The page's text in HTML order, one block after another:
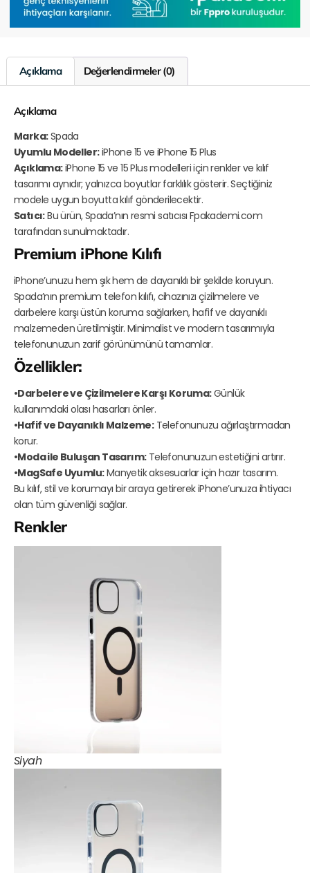
Açıklama Değerlendirmeler (0)
Açıklama
Marka:Spada
Uyumlu Modeller:iPhone 15 ve iPhone 15 Plus
Açıklama:iPhone 15 ve 15 Plus modelleri için renkler ve kılıf
tasarımı aynıdır; yalnızca boyutlar farklılık gösterir. Seçtiğiniz
modele uygun boyutta kılıf gönderilecektir.
Satıcı:Bu ürün, Spada’nın resmi satıcısı Fpakademi.com
tarafından sunulmaktadır.
Premium iPhone Kılıfı
iPhone’unuzu hem şık hem de dayanıklı bir şekilde koruyun.
Spada’nın premium telefon kılıfı, cihazınızı çizilmelere ve
darbelere karşı üstün koruma sağlarken, hafif ve dayanıklı
malzemeden üretilmiştir. Minimalist ve modern tasarımıyla
telefonunuzun zarif görünümünü tamamlar.
Özellikler:
•Darbelere ve Çizilmelere Karşı Koruma:Günlük
kullanımdaki olası hasarları önler.
•Hafif ve Dayanıklı Malzeme:Telefonunuzu ağırlaştırmadan
korur.
•Moda ile Buluşan Tasarım:Telefonunuzun estetiğini artırır.
•MagSafe Uyumlu:Manyetik aksesuarlar için hazır tasarım.
Bu kılıf, stil ve korumayı bir araya getirerek iPhone’unuza ihtiyacı
olan tüm güvenliği sağlar.
Renkler
Siyah